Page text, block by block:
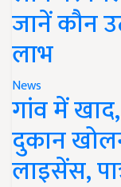
जानें कौन
लाभ
News
गांव में
दुकान
लाइसेंस,